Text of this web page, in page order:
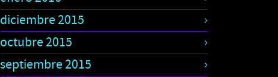
diciembre 2015
octubre 2015
septiembre 2015